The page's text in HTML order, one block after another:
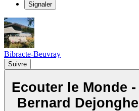
Signaler
Bibracte-Beuvray
Suivre
Ecouter le Monde
Bernard